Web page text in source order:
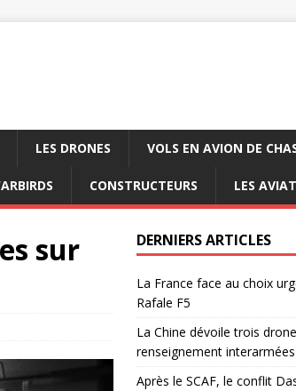
LES DRONES VOLS EN AVION DE
CONSTRUCTEURS LES
sur
DERNIERS ARTICLES
La France face au choix
Rafale F5
La Chine dévoile trois
renseignement interarmées
Après le SCAF, le conflit